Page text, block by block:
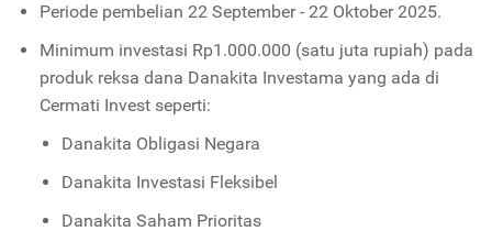
Periode pembelian 22 September - 22 Oktober 2025.
Minimum investasi Rp1.000.000 (satu juta rupiah) pada
produk reksa dana Danakita Investama yang ada di
Cermati Invest seperti:
Danakita Obligasi Negara
Danakita Investasi Fleksibel
Danakita Saham Prioritas